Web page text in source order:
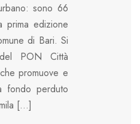
sono 66
prima edizione
di Bari. Si
PON Città
promuove e
fondo perduto
[…]